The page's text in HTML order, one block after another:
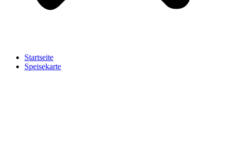
Startseite
Speisekarte